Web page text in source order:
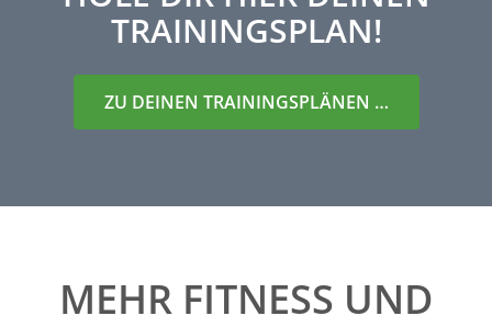
TRAININGSPLAN!
ZU DEINEN TRAININGSPLÄNEN …
MEHR FITNESS UND